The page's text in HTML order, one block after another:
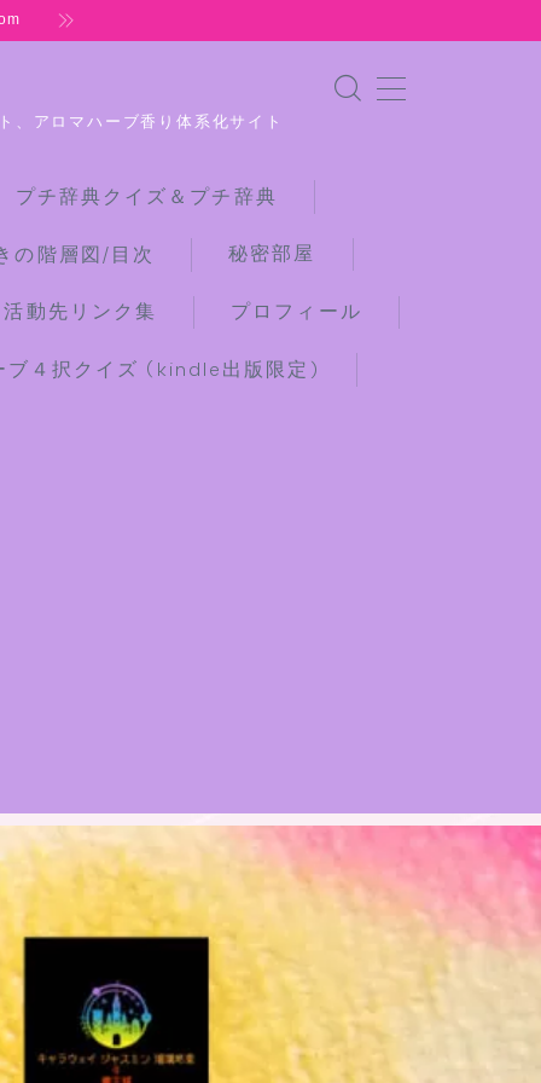
、アロマハーブ香り体系化サイト
チ辞典クイズ＆プチ辞典
の階層図/目次 秘密部屋
動先リンク集 プロフィール
４択クイズ (kindle出版限定)